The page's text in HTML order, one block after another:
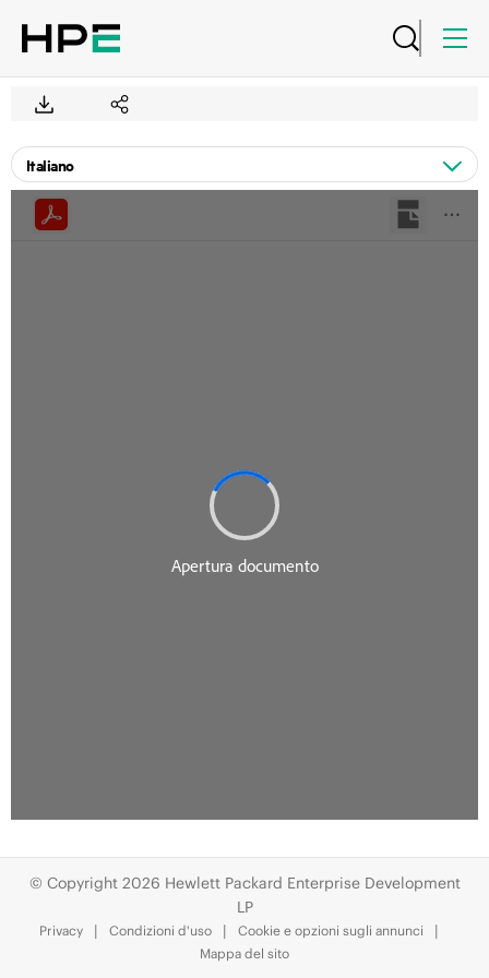
© Copyright 2026 Hewlett Packard Enterprise Development
LP
Privacy Condizioni d'uso
Cookie e opzioni sugli annunci
Mappa del sito